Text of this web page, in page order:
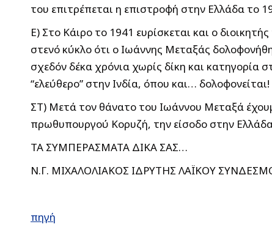
του επιτρέπεται η επιστροφή στην Ελλάδα το
Ε) Στο Κάιρο το 1941 ευρίσκεται και ο
στενό κύκλο ότι ο Ιωάννης Μεταξάς
σχεδόν δέκα χρόνια χωρίς δίκη και κατηγορία
“ελεύθερο” στην Ινδία, όπου και…
ΣΤ) Μετά τον θάνατο του Ιωάννου Μεταξά
πρωθυπουργού Κορυζή, την είσοδο στην
ΤΑ ΣΥΜΠΕΡΑΣΜΑΤΑ ΔΙΚΑ ΣΑΣ…
Ν.Γ. ΜΙΧΑΛΟΛΙΑΚΟΣ ΙΔΡΥΤΗΣ ΛΑΪΚΟΥ
πηγή